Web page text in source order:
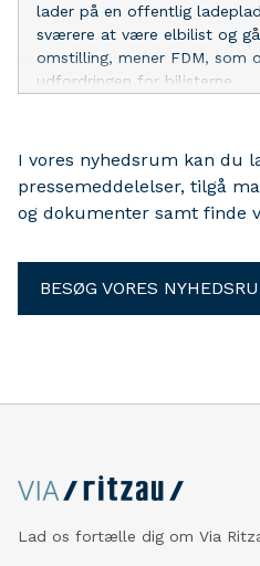
lader på en offentlig
sværere at være elbilist og
omstilling, mener FDM,
udfordringen for bilisterne.
I vores nyhedsrum kan du
pressemeddelelser, tilgå
og dokumenter samt finde
BESØG VORES
Lad os fortælle dig om Via